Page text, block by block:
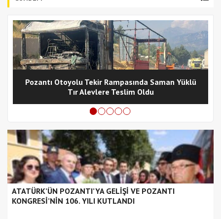
Pozantı Otoyolu Tekir Rampasında Saman Yüklü
Tır Alevlere Teslim Oldu
ATATÜRK’ÜN POZANTI’YA GELİŞİ VE POZANTI
KONGRESİ’NİN 106. YILI KUTLANDI